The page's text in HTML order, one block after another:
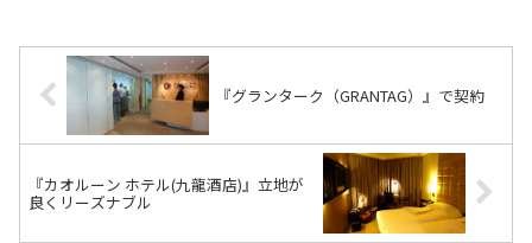
『グランターク（GRANTAG）』で契約
『カオルーン ホテル(九龍酒店)』立地が
良くリーズナブル